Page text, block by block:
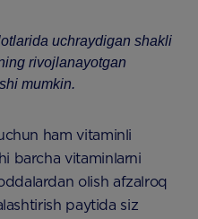
uchraydigan shakli
rivojlanayotgan
mumkin.
ham vitaminli
barcha vitaminlarni
olish afzalroq
paytida siz